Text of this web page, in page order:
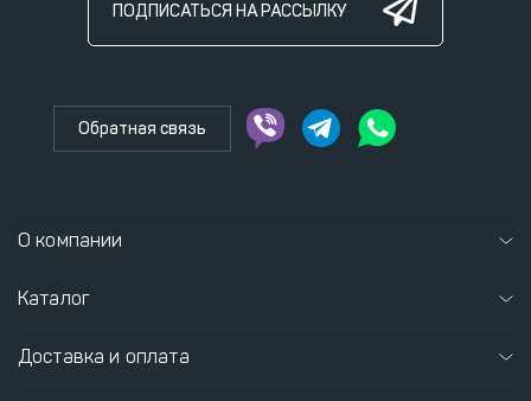
ПОДПИСАТЬСЯ НА РАССЫЛКУ
Обратная связь
О компании
Каталог
Доставка и оплата